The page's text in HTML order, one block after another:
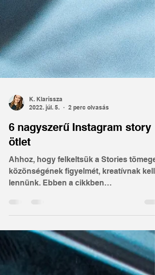
K. Klarissza
2022. júl. 5.
6 nagyszerű Instagram story
ötlet
összegyűjtöttünk néhány nagyszerű
felhasználási módot, amelyeket Te is
bármikor alkalmazni tudsz a következő
történeteidben. Ha valaha is eltévedtél az